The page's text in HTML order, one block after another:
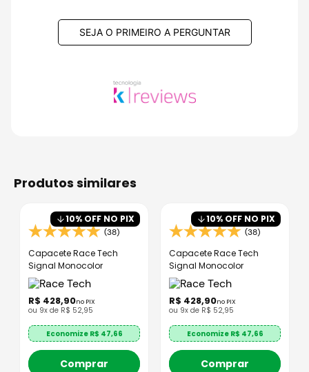
SEJA O PRIMEIRO A PERGUNTAR
produtos similares
10% OFF NO PIX
(38)
Capacete Race Tech
Signal Monocolor
R$ 428,90no PIX
ou 9x de R$ 52,95
Economize R$ 47,66
Comprar
10% OFF NO PIX
(38)
Capacete Race Tech
Signal Monocolor
R$ 428,90no PIX
ou 9x de R$ 52,95
Economize R$ 47,66
Comprar